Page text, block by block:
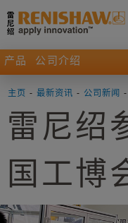
产品 公司介绍
主页 - 最新资讯 - 公司新闻 -
雷尼绍
国工博